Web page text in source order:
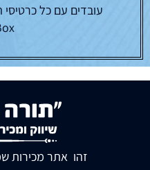
זהו אתר מכירות